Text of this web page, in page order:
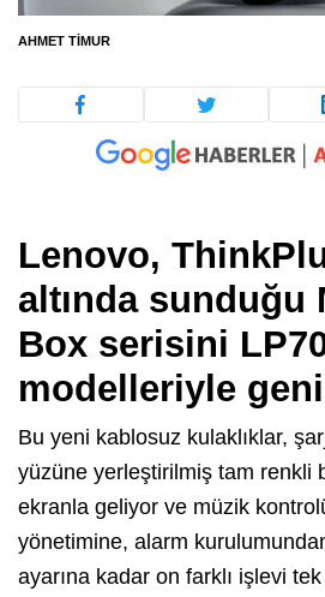
AHMET TIMUR
Lenovo,
altında sunduğu
Box serisini
modelleriyle
Bu yeni kablosuz kulaklıklar,
yüzüne yerleştirilmiş tam renkli
ekranla geliyor ve müzik
yönetimine, alarm
ayarına kadar on farklı işlevi